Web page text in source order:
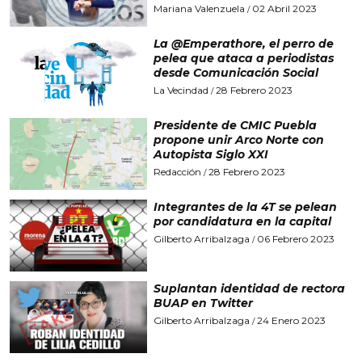
Mariana Valenzuela / 02 Abril 2023
La @Emperathore, el perro de
pelea que ataca a periodistas
desde Comunicación Social
La Vecindad /28 Febrero 2023
Presidente de CMIC Puebla
propone unir Arco Norte con
Autopista Siglo XXI
Redacción /28 Febrero 2023
Integrantes de la 4T se pelean
por candidatura en la capital
Gilberto Arribalzaga / 06 Febrero 2023
Suplantan identidad de rectora
BUAP en Twitter
Gilberto Arribalzaga /24 Enero 2023